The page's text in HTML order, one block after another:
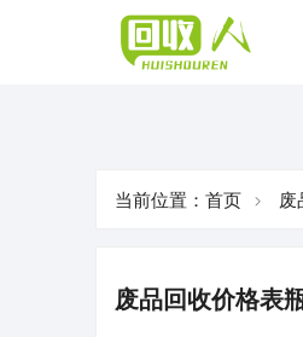
当前位置： 首页 废
废品回收价格表